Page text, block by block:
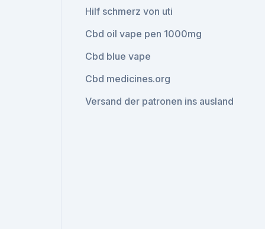
Hilf schmerz von uti
Cbd oil vape pen 1000mg
Cbd blue vape
Cbd medicines.org
Versand der patronen ins ausland